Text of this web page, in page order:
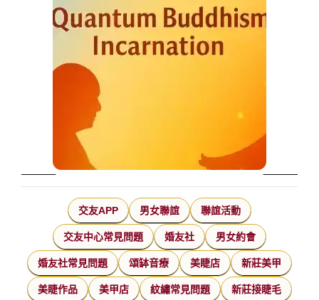
交友APP 男女聯誼 聯誼活動
交友中心常見問題 婚友社 男女約會
婚友社常見問題 頌缽音療 美睫店 新莊美甲
美睫作品 美甲店 紋繡常見問題 新莊接睫毛